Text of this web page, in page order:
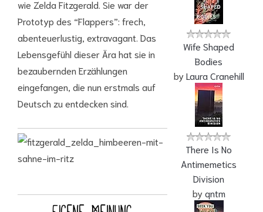
wie Zelda Fitzgerald. Sie war der
Prototyp des “Flappers”: frech,
abenteuerlustig, extravagant. Das
Lebensgefühl dieser Ära hat sie in
bezaubernden Erzählungen
eingefangen, die nun erstmals auf
Deutsch zu entdecken sind.
Wife Shaped
Bodies
byLaura Cranehill
There Is No
Antimemetics
Division
byqntm